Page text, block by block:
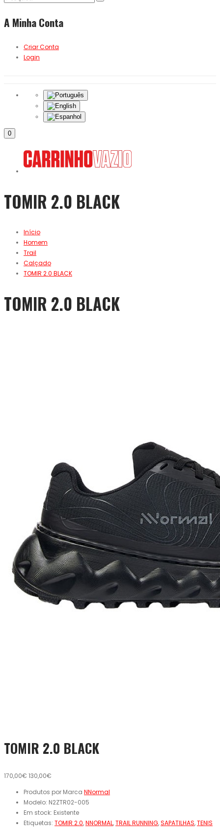
A Minha Conta
Criar Conta
Login
0
TOMIR 2.0 BLACK
Início
Homem
Trail
Calçado
TOMIR 2.0 BLACK
TOMIR 2.0 BLACK
TOMIR 2.0 BLACK
170,00€ 130,00€
Produtos por Marca NNormal
Modelo: N2ZTR02-005
Em stock: Existente
Etiquetas: TOMIR 2.0,NNORMAL,TRAIL RUNNING,SAPATILHAS,TENIS